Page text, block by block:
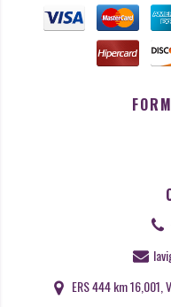
ERS 444 km 16,001,